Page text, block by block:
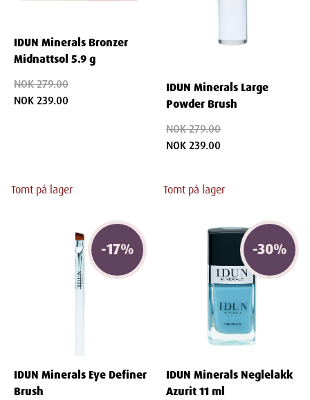
IDUN Minerals Bronzer
Midnattsol 5.9 g
NOK 279.00
NOK 239.00
Tomt på lager
IDUN Minerals Large
Powder Brush
NOK 279.00
NOK 239.00
Tomt på lager
-17%
IDUN Minerals Eye Definer
Brush
-30%
IDUN Minerals Neglelakk
Azurit 11 ml